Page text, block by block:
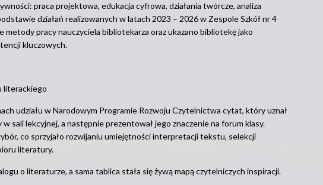
praca projektowa, edukacja cyfrowa, działania twórcze, analiza
działań realizowanych w latach 2023 – 2026 w Zespole Szkół nr 4
pracy nauczyciela bibliotekarza oraz ukazano bibliotekę jako
kluczowych.
literackiego
udziału w Narodowym Programie Rozwoju Czytelnictwa cytat, który uznał
sali lekcyjnej, a następnie prezentował jego znaczenie na forum klasy.
co sprzyjało rozwijaniu umiejętności interpretacji tekstu, selekcji
literatury.
o literaturze, a sama tablica stała się żywą mapą czytelniczych inspiracji.